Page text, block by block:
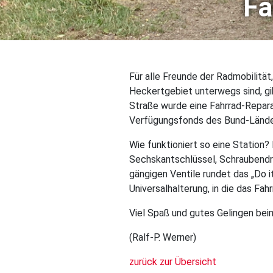
Für alle Freunde der
Heckertgebiet unterwegs sind,
Straße wurde eine Fahrrad-
Verfügungsfonds des Bund-
Wie funktioniert so eine Station?
Sechskantschlüssel,
gängigen Ventile rundet das
Universalhalterung, in die das
Viel Spaß und gutes Gelingen
(Ralf-P. Werner)
zurück zur Übersicht